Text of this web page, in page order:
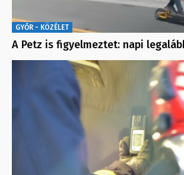
GYŐR - KÖZÉLET
A Petz is figyelmeztet: napi